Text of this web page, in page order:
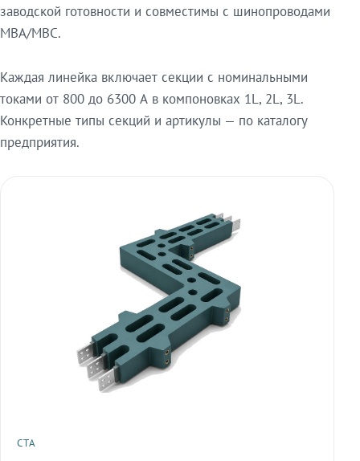
заводской готовности и совместимы с шинопроводами
МВА/МВС.
Каждая линейка включает секции с номинальными
токами от 800 до 6300 А в компоновках 1L, 2L, 3L.
Конкретные типы секций и артикулы — по каталогу
предприятия.
СТА